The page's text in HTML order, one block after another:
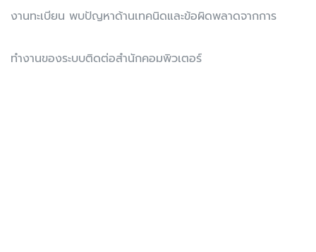
งานทะเบียน พบปัญหาด้านเทคนิดและข้อผิดพลาดจากการ
ทำงานของระบบติดต่อสำนักคอมพิวเตอร์